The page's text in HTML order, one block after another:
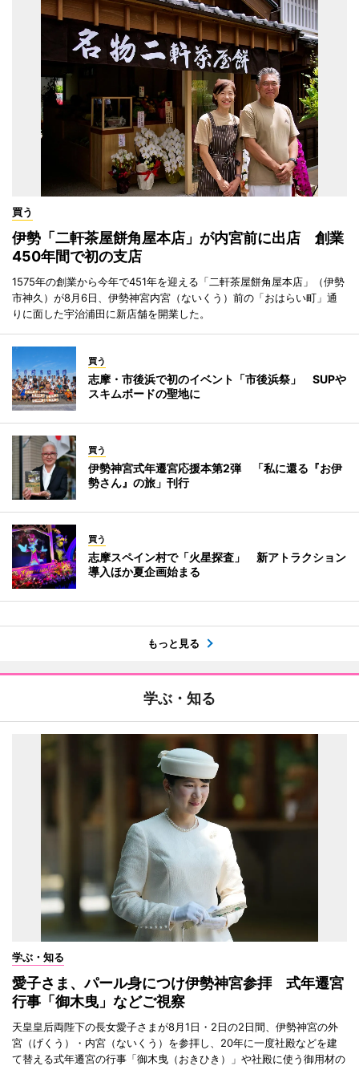
買う
伊勢「二軒茶屋餅角屋本店」が内宮前に出店 創業
450年間で初の支店
1575年の創業から今年で451年を迎える「二軒茶屋餅角屋本店」（伊勢
市神久）が8月6日、伊勢神宮内宮（ないくう）前の「おはらい町」通
りに面した宇治浦田に新店舗を開業した。
買う
志摩・市後浜で初のイベント「市後浜祭」 SUPや
スキムボードの聖地に
買う
伊勢神宮式年遷宮応援本第2弾 「私に還る『お伊
勢さん』の旅」刊行
買う
志摩スペイン村で「火星探査」 新アトラクション
導入ほか夏企画始まる
もっと見る
学ぶ・知る
学ぶ・知る
愛子さま、パール身につけ伊勢神宮参拝 式年遷宮
行事「御木曳」などご視察
天皇皇后両陛下の長女愛子さまが8月1日・2日の2日間、伊勢神宮の外
宮（げくう）・内宮（ないくう）を参拝し、20年に一度社殿などを建
て替える式年遷宮の行事「御木曳（おきひき）」や社殿に使う御用材の